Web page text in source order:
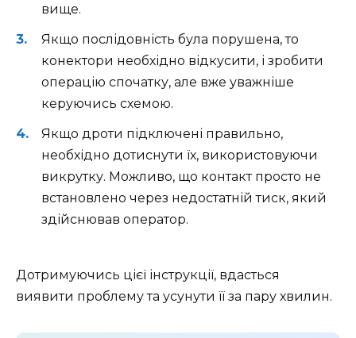
вище.
Якщо послідовність була порушена, то
конектори необхідно відкусити, і зробити
операцію спочатку, але вже уважніше
керуючись схемою.
Якщо дроти підключені правильно,
необхідно дотиснути їх, використовуючи
викрутку. Можливо, що контакт просто не
встановлено через недостатній тиск, який
здійснював оператор.
Дотримуючись цієї інструкції, вдасться
виявити проблему та усунути її за пару хвилин.